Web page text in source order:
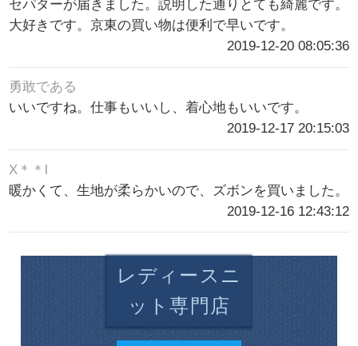
セパターが届きました。説明した通りとても綺麗です。
大好きです。京東の買い物は便利で早いです。
2019-12-20 08:05:36
勇敢である
いいですね。仕事もいいし、着心地もいいです。
2019-12-17 20:15:03
X＊＊l
暖かくて、生地が柔らかいので、ズボンを買いました。
2019-12-16 12:43:12
レディースニ
ット専門店